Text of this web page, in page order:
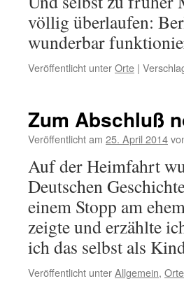
völlig überlaufen:
wunderbar
Veröffentlicht unterOrte |
Zum Abschluß
Veröffentlicht am 25. April 2014
Auf der Heimfahrt
Deutschen
einem Stopp am
zeigte und erzählte
ich das selbst als
Veröffentlicht unterAllgemein, Orte